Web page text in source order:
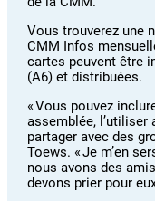
Vous trouverez une
CMM Infos
cartes peuvent être
(A6) et distribuées.
« Vous pouvez
assemblée,
partager avec des
Toews. « Je m’en
nous avons des
devons prier pour